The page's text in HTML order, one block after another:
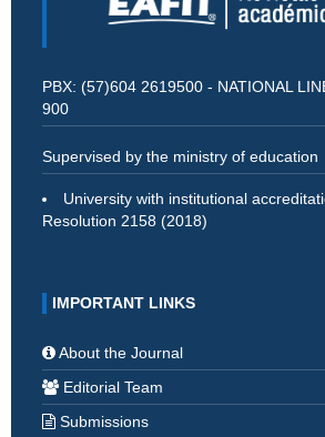
PBX: (57)604 2619500 - NATIONAL
900
Supervised by the ministry of education
University with institutional
Resolution 2158 (2018)
IMPORTANT LINKS
About the Journal
Editorial Team
Submissions